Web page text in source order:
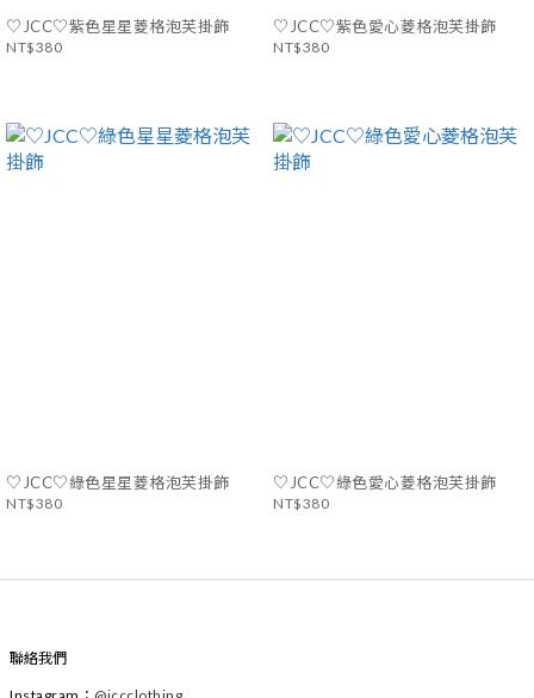
♡JCC♡紫色星星菱格泡芙掛飾
NT$380
♡JCC♡紫色愛心菱格泡芙掛飾
NT$380
♡JCC♡綠色星星菱格泡芙掛飾
NT$380
♡JCC♡綠色愛心菱格泡芙掛飾
NT$380
聯絡我們